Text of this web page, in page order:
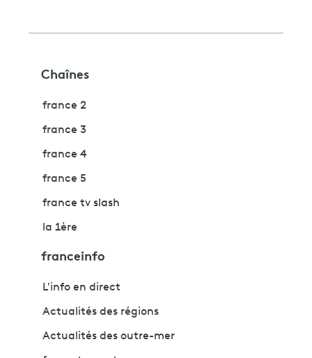
Chaînes
france 2
france 3
france 4
france 5
france tv slash
la 1ère
franceinfo
L'info en direct
Actualités des régions
Actualités des outre-mer